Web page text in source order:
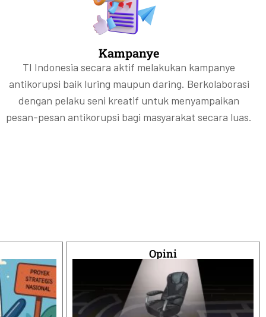
Kampanye
TI Indonesia secara aktif melakukan kampanye
antikorupsi baik luring maupun daring. Berkolaborasi
dengan pelaku seni kreatif untuk menyampaikan
pesan-pesan antikorupsi bagi masyarakat secara luas.
Opini